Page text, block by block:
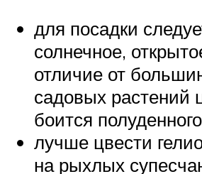
для посадки
солнечное,
отличие от
садовых растений
боится
лучше цвести
на рыхлых